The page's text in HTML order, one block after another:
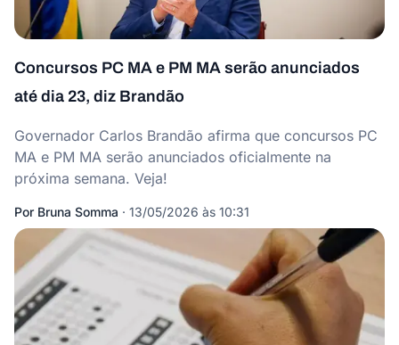
Concursos PC MA e PM MA serão anunciados
até dia 23, diz Brandão
Governador Carlos Brandão afirma que concursos PC
MA e PM MA serão anunciados oficialmente na
próxima semana. Veja!
Por Bruna Somma · 13/05/2026 às 10:31